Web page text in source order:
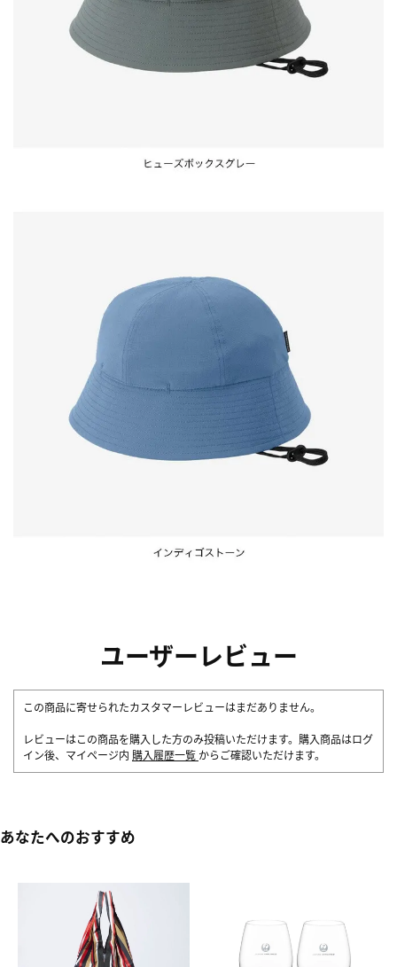
ユーザーレビュー
この商品に寄せられたカスタマーレビューはまだありません。
レビューはこの商品を購入した方のみ投稿いただけます。購入商品はログ
イン後、マイページ内 購入履歴一覧 からご確認いただけます。
あなたへのおすすめ